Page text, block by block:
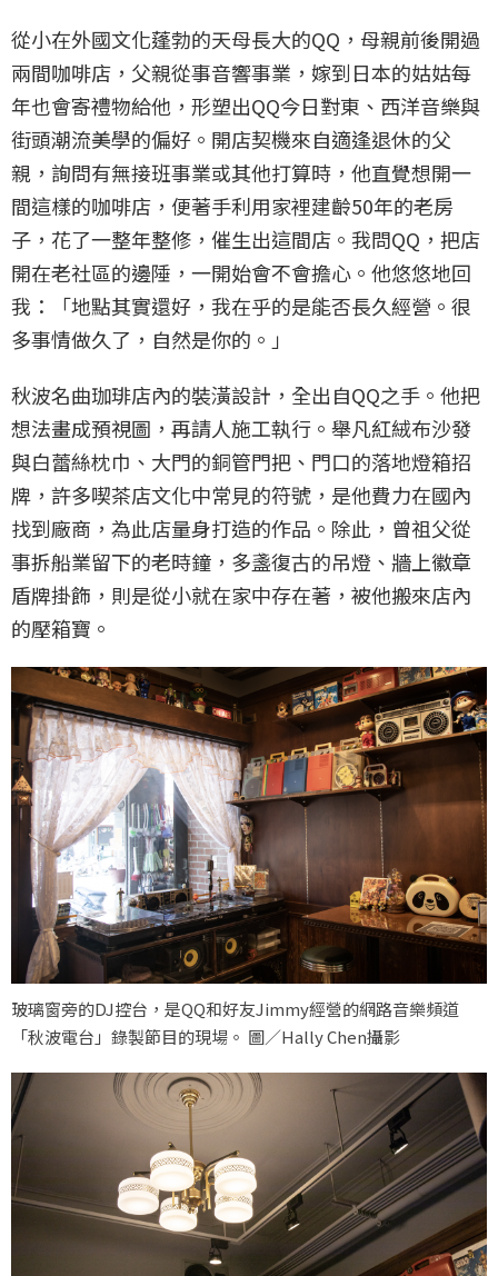
從小在外國文化蓬勃的天母長大的QQ，母親前後開過
兩間咖啡店，父親從事音響事業，嫁到日本的姑姑每
年也會寄禮物給他，形塑出QQ今日對東、西洋音樂與
街頭潮流美學的偏好。開店契機來自適逢退休的父
親，詢問有無接班事業或其他打算時，他直覺想開一
間這樣的咖啡店，便著手利用家裡建齡50年的老房
子，花了一整年整修，催生出這間店。我問QQ，把店
開在老社區的邊陲，一開始會不會擔心。他悠悠地回
我：「地點其實還好，我在乎的是能否長久經營。很
多事情做久了，自然是你的。」
秋波名曲珈琲店內的裝潢設計，全出自QQ之手。他把
想法畫成預視圖，再請人施工執行。舉凡紅絨布沙發
與白蕾絲枕巾、大門的銅管門把、門口的落地燈箱招
牌，許多喫茶店文化中常見的符號，是他費力在國內
找到廠商，為此店量身打造的作品。除此，曾祖父從
事拆船業留下的老時鐘，多盞復古的吊燈、牆上徽章
盾牌掛飾，則是從小就在家中存在著，被他搬來店內
的壓箱寶。
玻璃窗旁的DJ控台，是QQ和好友Jimmy經營的網路音樂頻道
「秋波電台」錄製節目的現場。 圖／Hally Chen攝影